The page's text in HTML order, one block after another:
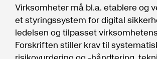
Virksomheter må bl.a. etablere og
et styringssystem for digital
ledelsen og tilpasset
Forskriften stiller krav til